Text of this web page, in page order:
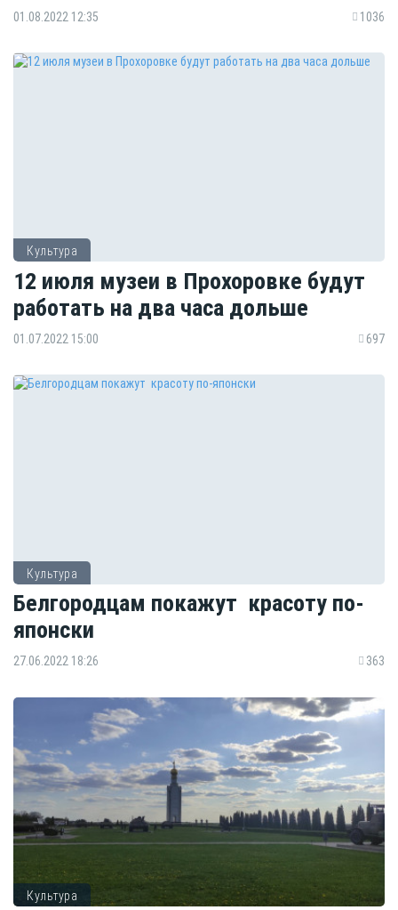
01.08.2022 12:35 1036
Культура
12 июля музеи в Прохоровке будут
работать на два часа дольше
01.07.2022 15:00 697
Культура
Белгородцам покажут красоту по-
японски
27.06.2022 18:26 363
Культура